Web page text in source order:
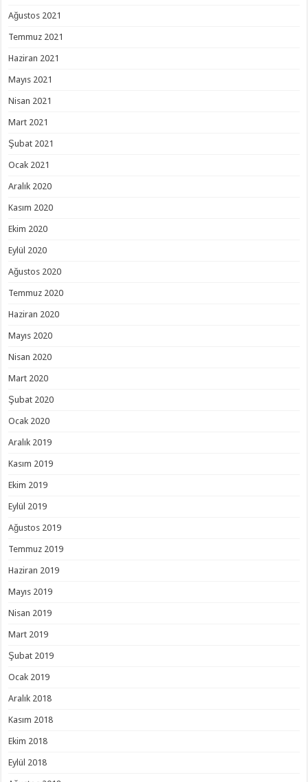
Ağustos 2021
Temmuz 2021
Haziran 2021
Mayıs 2021
Nisan 2021
Mart 2021
Şubat 2021
Ocak 2021
Aralık 2020
Kasım 2020
Ekim 2020
Eylül 2020
Ağustos 2020
Temmuz 2020
Haziran 2020
Mayıs 2020
Nisan 2020
Mart 2020
Şubat 2020
Ocak 2020
Aralık 2019
Kasım 2019
Ekim 2019
Eylül 2019
Ağustos 2019
Temmuz 2019
Haziran 2019
Mayıs 2019
Nisan 2019
Mart 2019
Şubat 2019
Ocak 2019
Aralık 2018
Kasım 2018
Ekim 2018
Eylül 2018